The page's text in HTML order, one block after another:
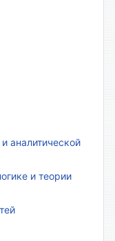
аналитической
и теории